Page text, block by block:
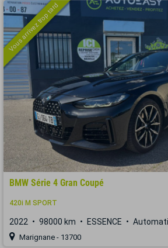
Vous arrivez trop tard
BMW Série 4 Gran Coupé
420i M SPORT
2022 98000 km ESSENCE
Marignane - 13700